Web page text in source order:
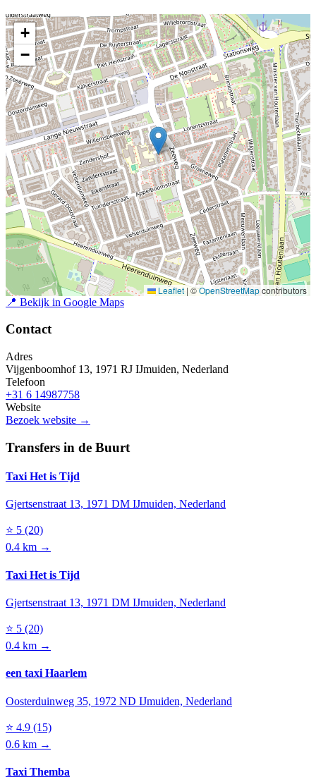
+
−
Leaflet |©OpenStreetMapcontributors
📍 Bekijk in Google Maps
Contact
Adres
Vijgenboomhof 13, 1971 RJ IJmuiden, Nederland
Telefoon
+31 6 14987758
Website
Bezoek website →
Transfers in de Buurt
Taxi Het is Tijd
Gjertsenstraat 13, 1971 DM IJmuiden, Nederland
⭐ 5 (20)
0.4 km →
Taxi Het is Tijd
Gjertsenstraat 13, 1971 DM IJmuiden, Nederland
⭐ 5 (20)
0.4 km →
een taxi Haarlem
Oosterduinweg 35, 1972 ND IJmuiden, Nederland
⭐ 4.9 (15)
0.6 km →
Taxi Themba